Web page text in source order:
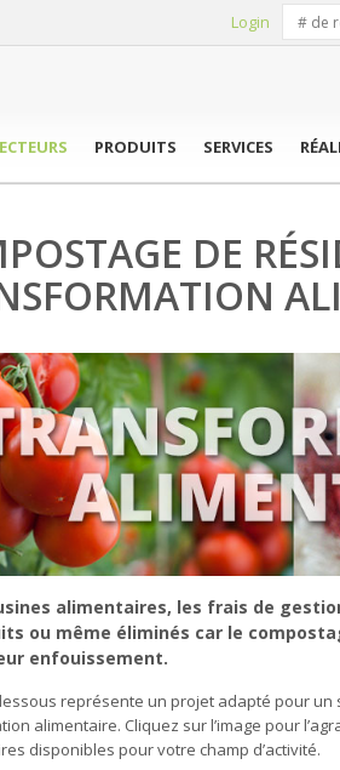
Login
PRODUITS SERVICES
DE
alimentaires, les frais de
ou même éliminés car le
enfouissement.
représente un projet adapté pour
alimentaire. Cliquez sur l’image pour
disponibles pour votre champ d’activité.